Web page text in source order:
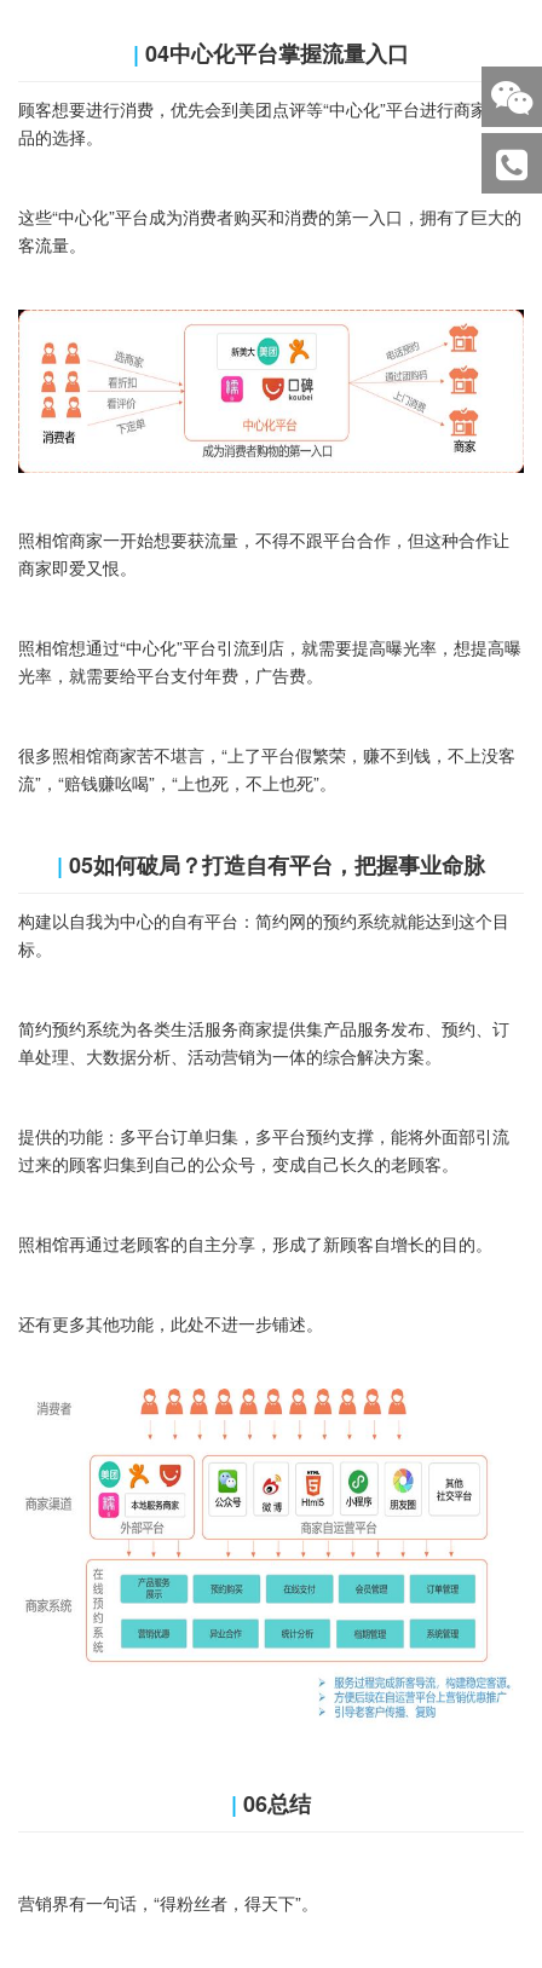
| 04中心化平台掌握流量入口
顾客想要进行消费，优先会到美团点评等“中心化”平台进行商家与产
品的选择。
这些“中心化”平台成为消费者购买和消费的第一入口，拥有了巨大的
客流量。
照相馆商家一开始想要获流量，不得不跟平台合作，但这种合作让
商家即爱又恨。
照相馆想通过“中心化”平台引流到店，就需要提高曝光率，想提高曝
光率，就需要给平台支付年费，广告费。
很多照相馆商家苦不堪言，“上了平台假繁荣，赚不到钱，不上没客
流”，“赔钱赚吆喝”，“上也死，不上也死”。
| ‍05如何破局？‍打造自有平台，把握事业命脉
构建以自我为中心的自有平台：简约网的预约系统就能达到这个目
标。
简约预约系统为各类生活服务商家提供集产品服务发布、预约、订
单处理、大数据分析、活动营销为一体的综合解决方案。
提供的功能：多平台订单归集，多平台预约支撑，能将外面部引流
过来的顾客归集到自己的公众号，变成自己长久的老顾客。
照相馆再通过老顾客的自主分享，形成了新顾客自增长的目的。
还有更多其他功能，此处不进一步铺述。
| 06总结
营销界有一句话，“得粉丝者，得天下”。